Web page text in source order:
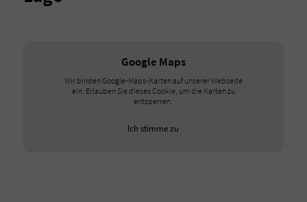
Google Maps
Wir binden Google-Maps-Karten auf unserer Webseite
ein. Erlauben Sie dieses Cookie, um die Karten zu
entsperren.
Ich stimme zu